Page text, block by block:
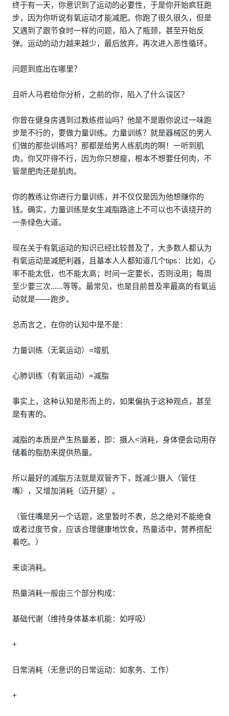
终于有一天，你意识到了运动的必要性，于是你开始疯狂跑
步，因为你听说有氧运动才能减肥。你跑了很久很久，但是
又遇到了跟节食时一样的问题，陷入了瓶颈，甚至开始反
弹。运动的动力越来越少，最后放弃，再次进入恶性循环。
问题到底出在哪里？
且听人马君给你分析，之前的你，陷入了什么误区？
你曾在健身房遇到过教练搭讪吗？他是不是跟你说过一味跑
步是不行的，要做力量训练。力量训练？就是器械区的男人
们做的那些训练吗？那都是给男人练肌肉的啊！一听到肌
肉，你又吓得不行，因为你只想瘦，根本不想要任何肉，不
管是肥肉还是肌肉。
你的教练让你进行力量训练，并不仅仅是因为他想赚你的
钱。确实，力量训练是女生减脂路途上不可以也不该绕开的
一条绿色大道。
现在关于有氧运动的知识已经比较普及了，大多数人都认为
有氧运动是减肥利器，且基本人人都知道几个tips：比如，心
率不能太低，也不能太高；时间一定要长，否则没用；每周
至少要三次......等等。最常见，也是目前普及率最高的有氧运
动就是——跑步。
总而言之，在你的认知中是不是：
力量训练（无氧运动）=增肌
心肺训练（有氧运动）=减脂
事实上，这种认知是形而上的，如果偏执于这种观点，甚至
是有害的。
减脂的本质是产生热量差，即：摄入<消耗，身体便会动用存
储着的脂肪来提供热量。
所以最好的减脂方法就是双管齐下，既减少摄入（管住
嘴），又增加消耗（迈开腿）。
（管住嘴是另一个话题，这里暂时不表，总之绝对不能绝食
或者过度节食，应该合理健康地饮食，热量适中，营养搭配
着吃。）
来谈消耗。
热量消耗一般由三个部分构成：
基础代谢（维持身体基本机能：如呼吸）
+
日常消耗（无意识的日常运动：如家务、工作）
+